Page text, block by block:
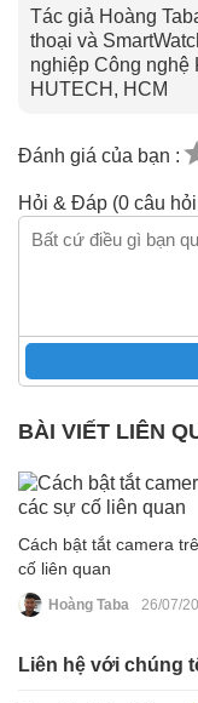
Tác giả Hoàng
thoại và
nghiệp Công
HUTECH, HCM
Đánh giá của bạn :
Hỏi & Đáp (0 câu
BÀI VIẾT LIÊN
Cách bật tắt camera
cố liên quan
Hoàng Taba 26/07/
Liên hệ với chúng